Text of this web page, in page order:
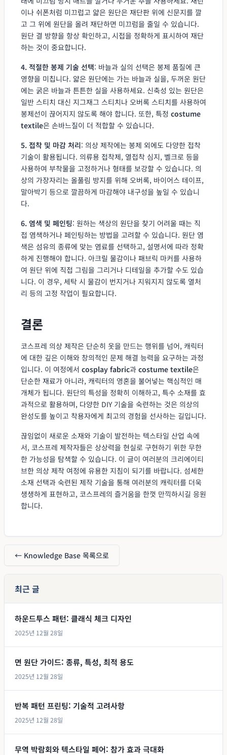
이나 쉬폰처럼 미끄럽고 얇은 원단은 재단판 위에 신문지를 깔
고 그 위에 원단을 올려 재단하면 미끄럼을 줄일 수 있습니다.
원단 결 방향을 항상 확인하고, 시접을 정확하게 표시하여 재단
하는 것이 중요합니다.
4. 적절한 봉제 기술 선택: 바늘과 실의 선택은 봉제 품질에 큰
영향을 미칩니다. 얇은 원단에는 가는 바늘과 실을, 두꺼운 원단
에는 굵은 바늘과 튼튼한 실을 사용하세요. 신축성 있는 원단은
일반 스티치 대신 지그재그 스티치나 오버록 스티치를 사용하여
봉제선이 끊어지지 않도록 해야 합니다. 또한, 특정 costume
textile은 손바느질이 더 적합할 수 있습니다.
5. 접착 및 마감 처리: 의상 제작에는 봉제 외에도 다양한 접착
기술이 활용됩니다. 의류용 접착제, 열접착 심지, 벨크로 등을
사용하여 부착물을 고정하거나 형태를 보강할 수 있습니다. 의
상의 가장자리는 올풀림 방지를 위해 오버록, 바이어스 테이프,
말아박기 등으로 깔끔하게 마감해야 내구성을 높일 수 있습니
다.
6. 염색 및 페인팅: 원하는 색상의 원단을 찾기 어려울 때는 직
접 염색하거나 페인팅하는 방법을 고려할 수 있습니다. 원단 염
색은 섬유의 종류에 맞는 염료를 선택하고, 설명서에 따라 정확
하게 진행해야 합니다. 아크릴 물감이나 패브릭 마커를 사용하
여 원단 위에 직접 그림을 그리거나 디테일을 추가할 수도 있습
니다. 이 경우, 세탁 시 물감이 번지거나 지워지지 않도록 열처
리 등의 고정 작업이 필요합니다.
결론
코스프레 의상 제작은 단순히 옷을 만드는 행위를 넘어, 캐릭터
에 대한 깊은 이해와 창의적인 문제 해결 능력을 요구하는 과정
입니다. 이 여정에서 cosplay fabric과 costume textile은
단순한 재료가 아니라, 캐릭터의 영혼을 불어넣는 핵심적인 매
개체가 됩니다. 원단의 특성을 정확히 이해하고, 특수 소재를 효
과적으로 활용하며, 다양한 DIY 기술을 숙련하는 것은 의상의
완성도를 높이고 착용자에게 최고의 경험을 선사하는 길입니다.
끊임없이 새로운 소재와 기술이 발전하는 텍스타일 산업 속에
서, 코스프레 제작자들은 상상력을 현실로 구현하기 위한 무한
한 가능성을 탐색할 수 있습니다. 이 글이 여러분의 크리에이티
브한 의상 제작 여정에 유용한 지침이 되기를 바랍니다. 섬세한
소재 선택과 숙련된 제작 기술을 통해 여러분의 캐릭터를 더욱
생생하게 표현하고, 코스프레의 즐거움을 한껏 만끽하시길 응원
합니다.
← Knowledge Base 목록으로
최근 글
하운드투스 패턴: 클래식 체크 디자인
2025년 12월 28일
면 원단 가이드: 종류, 특성, 최적 용도
2025년 12월 28일
반복 패턴 프린팅: 기술적 고려사항
2025년 12월 28일
무역 박람회와 텍스타일 페어: 참가 효과 극대화